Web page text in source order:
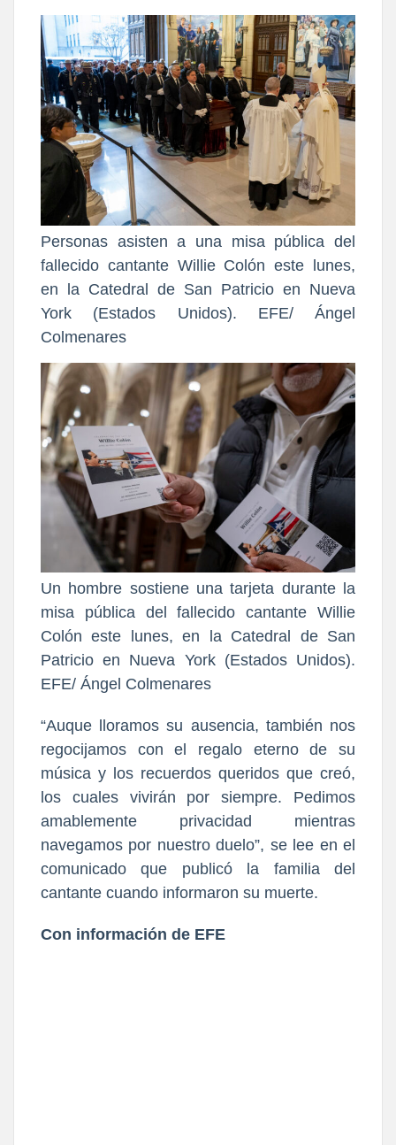
Personas asisten a una misa pública del
fallecido cantante Willie Colón este lunes,
en la Catedral de San Patricio en Nueva
York (Estados Unidos). EFE/ Ángel
Colmenares
Un hombre sostiene una tarjeta durante la
misa pública del fallecido cantante Willie
Colón este lunes, en la Catedral de San
Patricio en Nueva York (Estados Unidos).
EFE/ Ángel Colmenares
“Auque lloramos su ausencia, también nos
regocijamos con el regalo eterno de su
música y los recuerdos queridos que creó,
los cuales vivirán por siempre. Pedimos
amablemente privacidad mientras
navegamos por nuestro duelo”, se lee en el
comunicado que publicó la familia del
cantante cuando informaron su muerte.
Con información de EFE